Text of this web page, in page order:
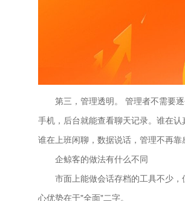
第三，管理透明。 管理者不需要逐
手机，后台就能查看聊天记录。谁在认
谁在上班闲聊，数据说话，管理不再靠
企鲸客的做法有什么不同
市面上能做会话存档的工具不少，
心优势在于"全面"二字。